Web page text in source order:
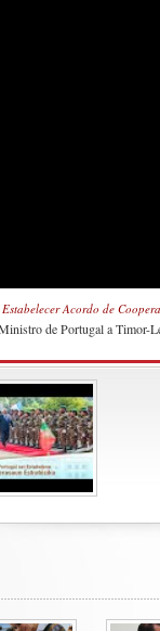
Acordo de
de Portugal a Timor-